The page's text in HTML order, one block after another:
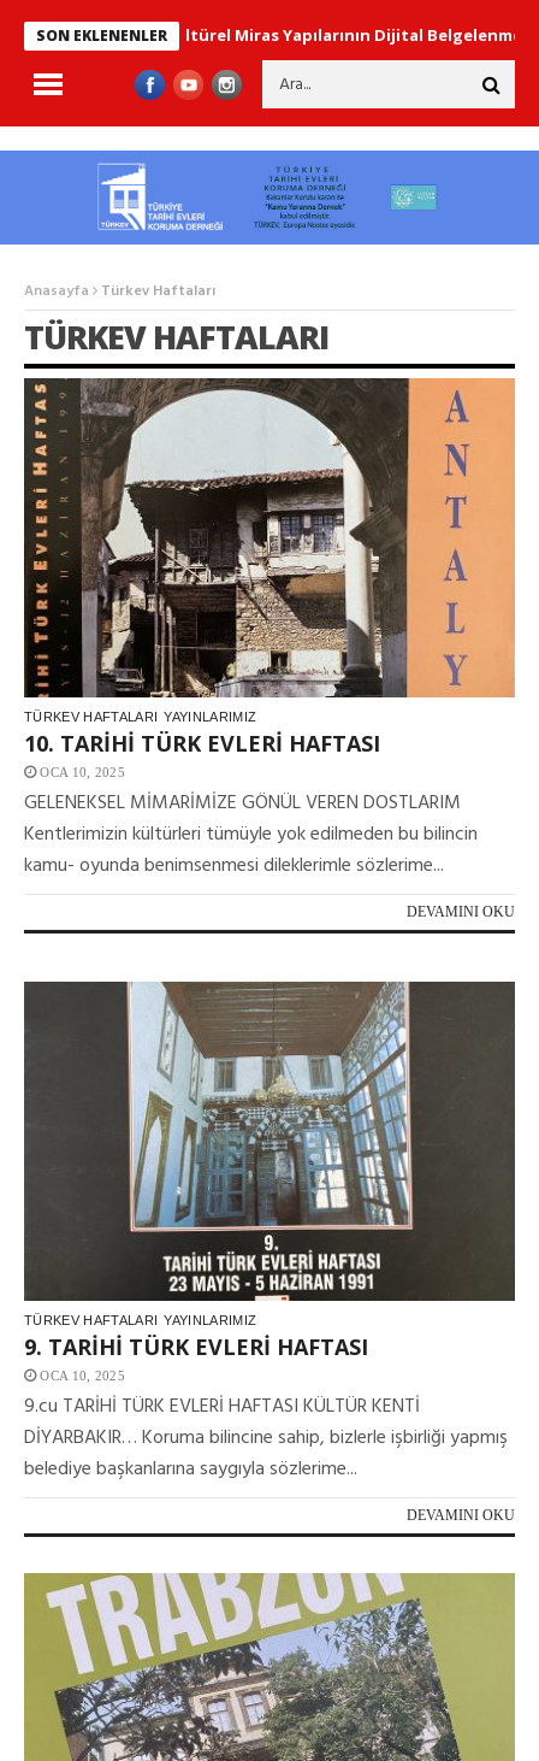
SON EKLENENLER
Kültürel Miras Yapılarının Dijital Belgelenmesi
Anasayfa Türkev Haftaları
TÜRKEV HAFTALARI
TÜRKEV HAFTALARI YAYINLARIMIZ
10. TARİHİ TÜRK EVLERİ HAFTASI
OCA 10, 2025
GELENEKSEL MİMARİMİZE GÖNÜL VEREN DOSTLARIM
Kentlerimizin kültürleri tümüyle yok edilmeden bu bilincin
kamu- oyunda benimsenmesi dileklerimle sözlerime...
DEVAMINI OKU
TÜRKEV HAFTALARI YAYINLARIMIZ
9. TARİHİ TÜRK EVLERİ HAFTASI
OCA 10, 2025
9.cu TARİHİ TÜRK EVLERİ HAFTASI KÜLTÜR KENTİ
DİYARBAKIR… Koruma bilincine sahip, bizlerle işbirliği yapmış
belediye başkanlarına saygıyla sözlerime...
DEVAMINI OKU